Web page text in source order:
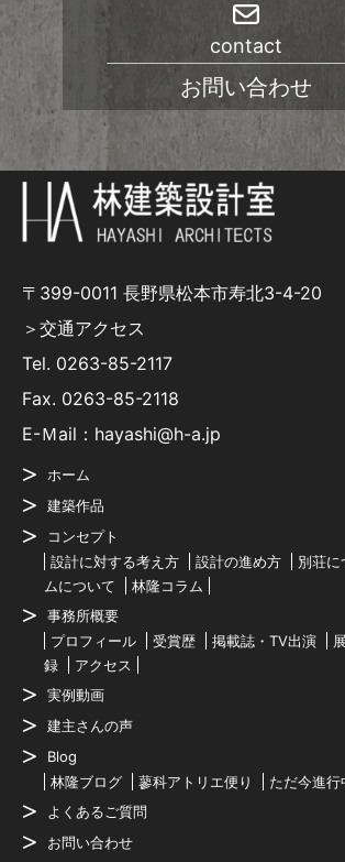
contact
お問い合わせ
〒399-0011 長野県松本市寿北3-4-20
＞交通アクセス
Tel. 0263-85-2117
Fax. 0263-85-2118
E-Ｍail：hayashi@h-a.jp
ホーム
建築作品
コンセプト
設計に対する考え方
設計の進め方 別荘に
ムについて
林隆コラム
事務所概要
プロフィール
受賞歴 掲載誌・TV出演
録
アクセス
実例動画
建主さんの声
Blog
林隆ブログ
蓼科アトリエ便り
ただ今進行
よくあるご質問
お問い合わせ